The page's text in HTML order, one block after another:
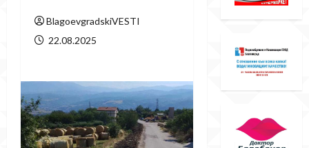
BlagoevgradskiVESTI
22.08.2025